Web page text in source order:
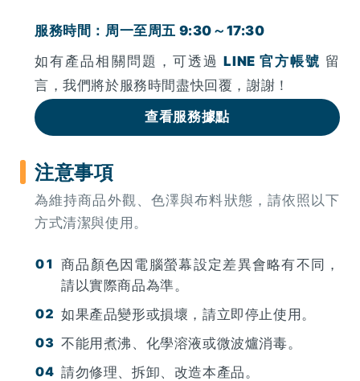
服務時間：周一至周五 9:30～17:30
如有產品相關問題，可透過LINE 官方帳號 留
言，我們將於服務時間盡快回覆，謝謝！
查看服務據點
注意事項
為維持商品外觀、色澤與布料狀態，請依照以下
方式清潔與使用。
商品顏色因電腦螢幕設定差異會略有不同，
請以實際商品為準。
如果產品變形或損壞，請立即停止使用。
不能用煮沸、化學溶液或微波爐消毒。
請勿修理、拆卸、改造本產品。